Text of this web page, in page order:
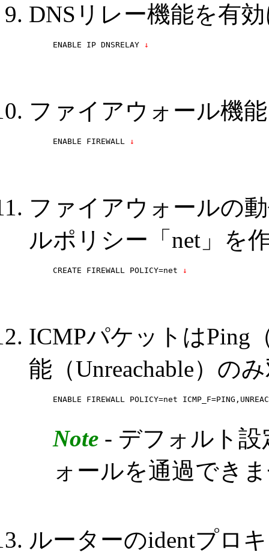
DNSリレー機能を有
ENABLE IP DNSRELAY ↓
ファイアウォール機
ENABLE FIREWALL ↓
ファイアウォールの
ルポリシー「net」を
CREATE FIREWALL POLICY=net ↓
ICMPパケットはPing
能（Unreachable）の
ENABLE FIREWALL POLICY=net
Note - デフォルト
ォールを通過でき
ルーターのidentプロ